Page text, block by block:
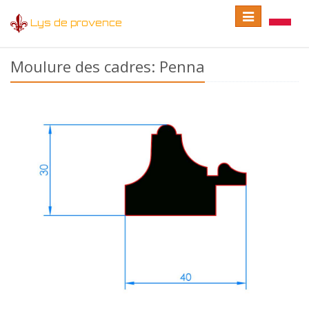
Lys de provence
Toggle
language
Toggle
navigation
Moulure des cadres: Penna